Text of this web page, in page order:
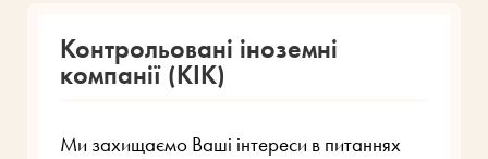
Контрольовані іноземні
компанії (КІК)
Ми захищаємо Ваші інтереси в питаннях